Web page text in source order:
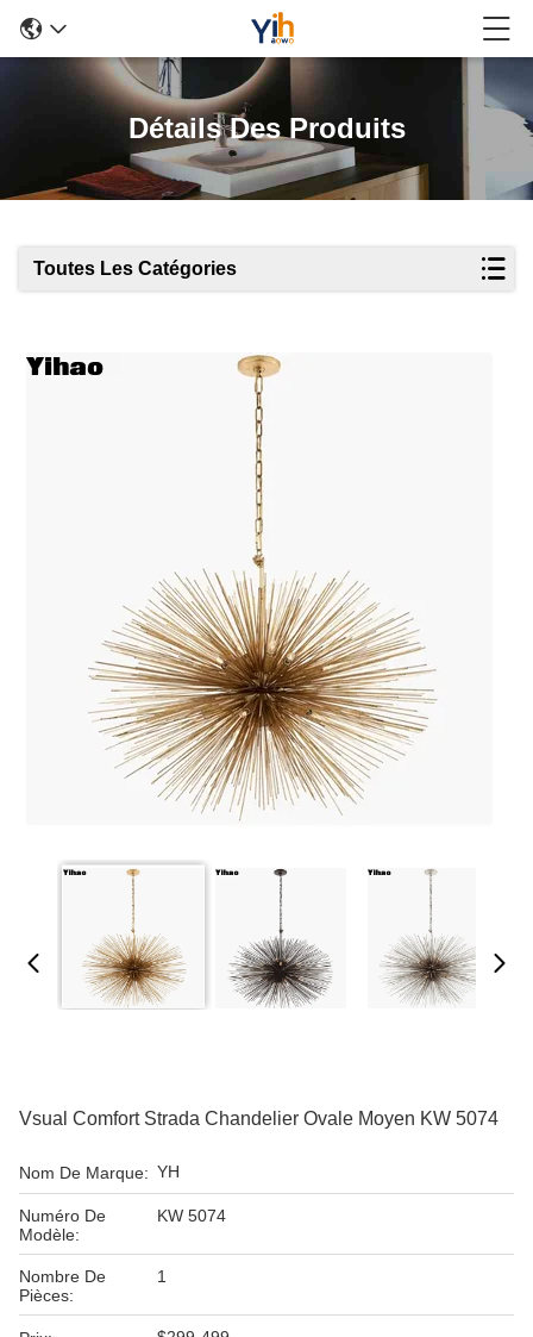
Détails Des Produits
Toutes Les Catégories
Vsual Comfort Strada Chandelier Ovale Moyen KW 5074
Nom De Marque: YH
Numéro De
Modèle:
KW 5074
Nombre De
Pièces:
1